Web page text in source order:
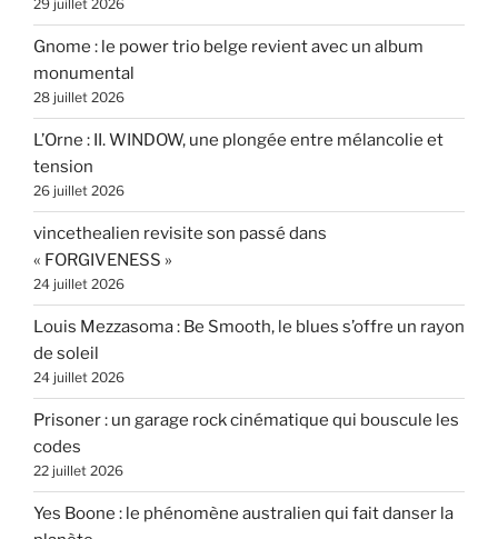
29 juillet 2026
Gnome : le power trio belge revient avec un album
monumental
28 juillet 2026
L’Orne : II. WINDOW, une plongée entre mélancolie et
tension
26 juillet 2026
vincethealien revisite son passé dans
« FORGIVENESS »
24 juillet 2026
Louis Mezzasoma : Be Smooth, le blues s’offre un rayon
de soleil
24 juillet 2026
Prisoner : un garage rock cinématique qui bouscule les
codes
22 juillet 2026
Yes Boone : le phénomène australien qui fait danser la